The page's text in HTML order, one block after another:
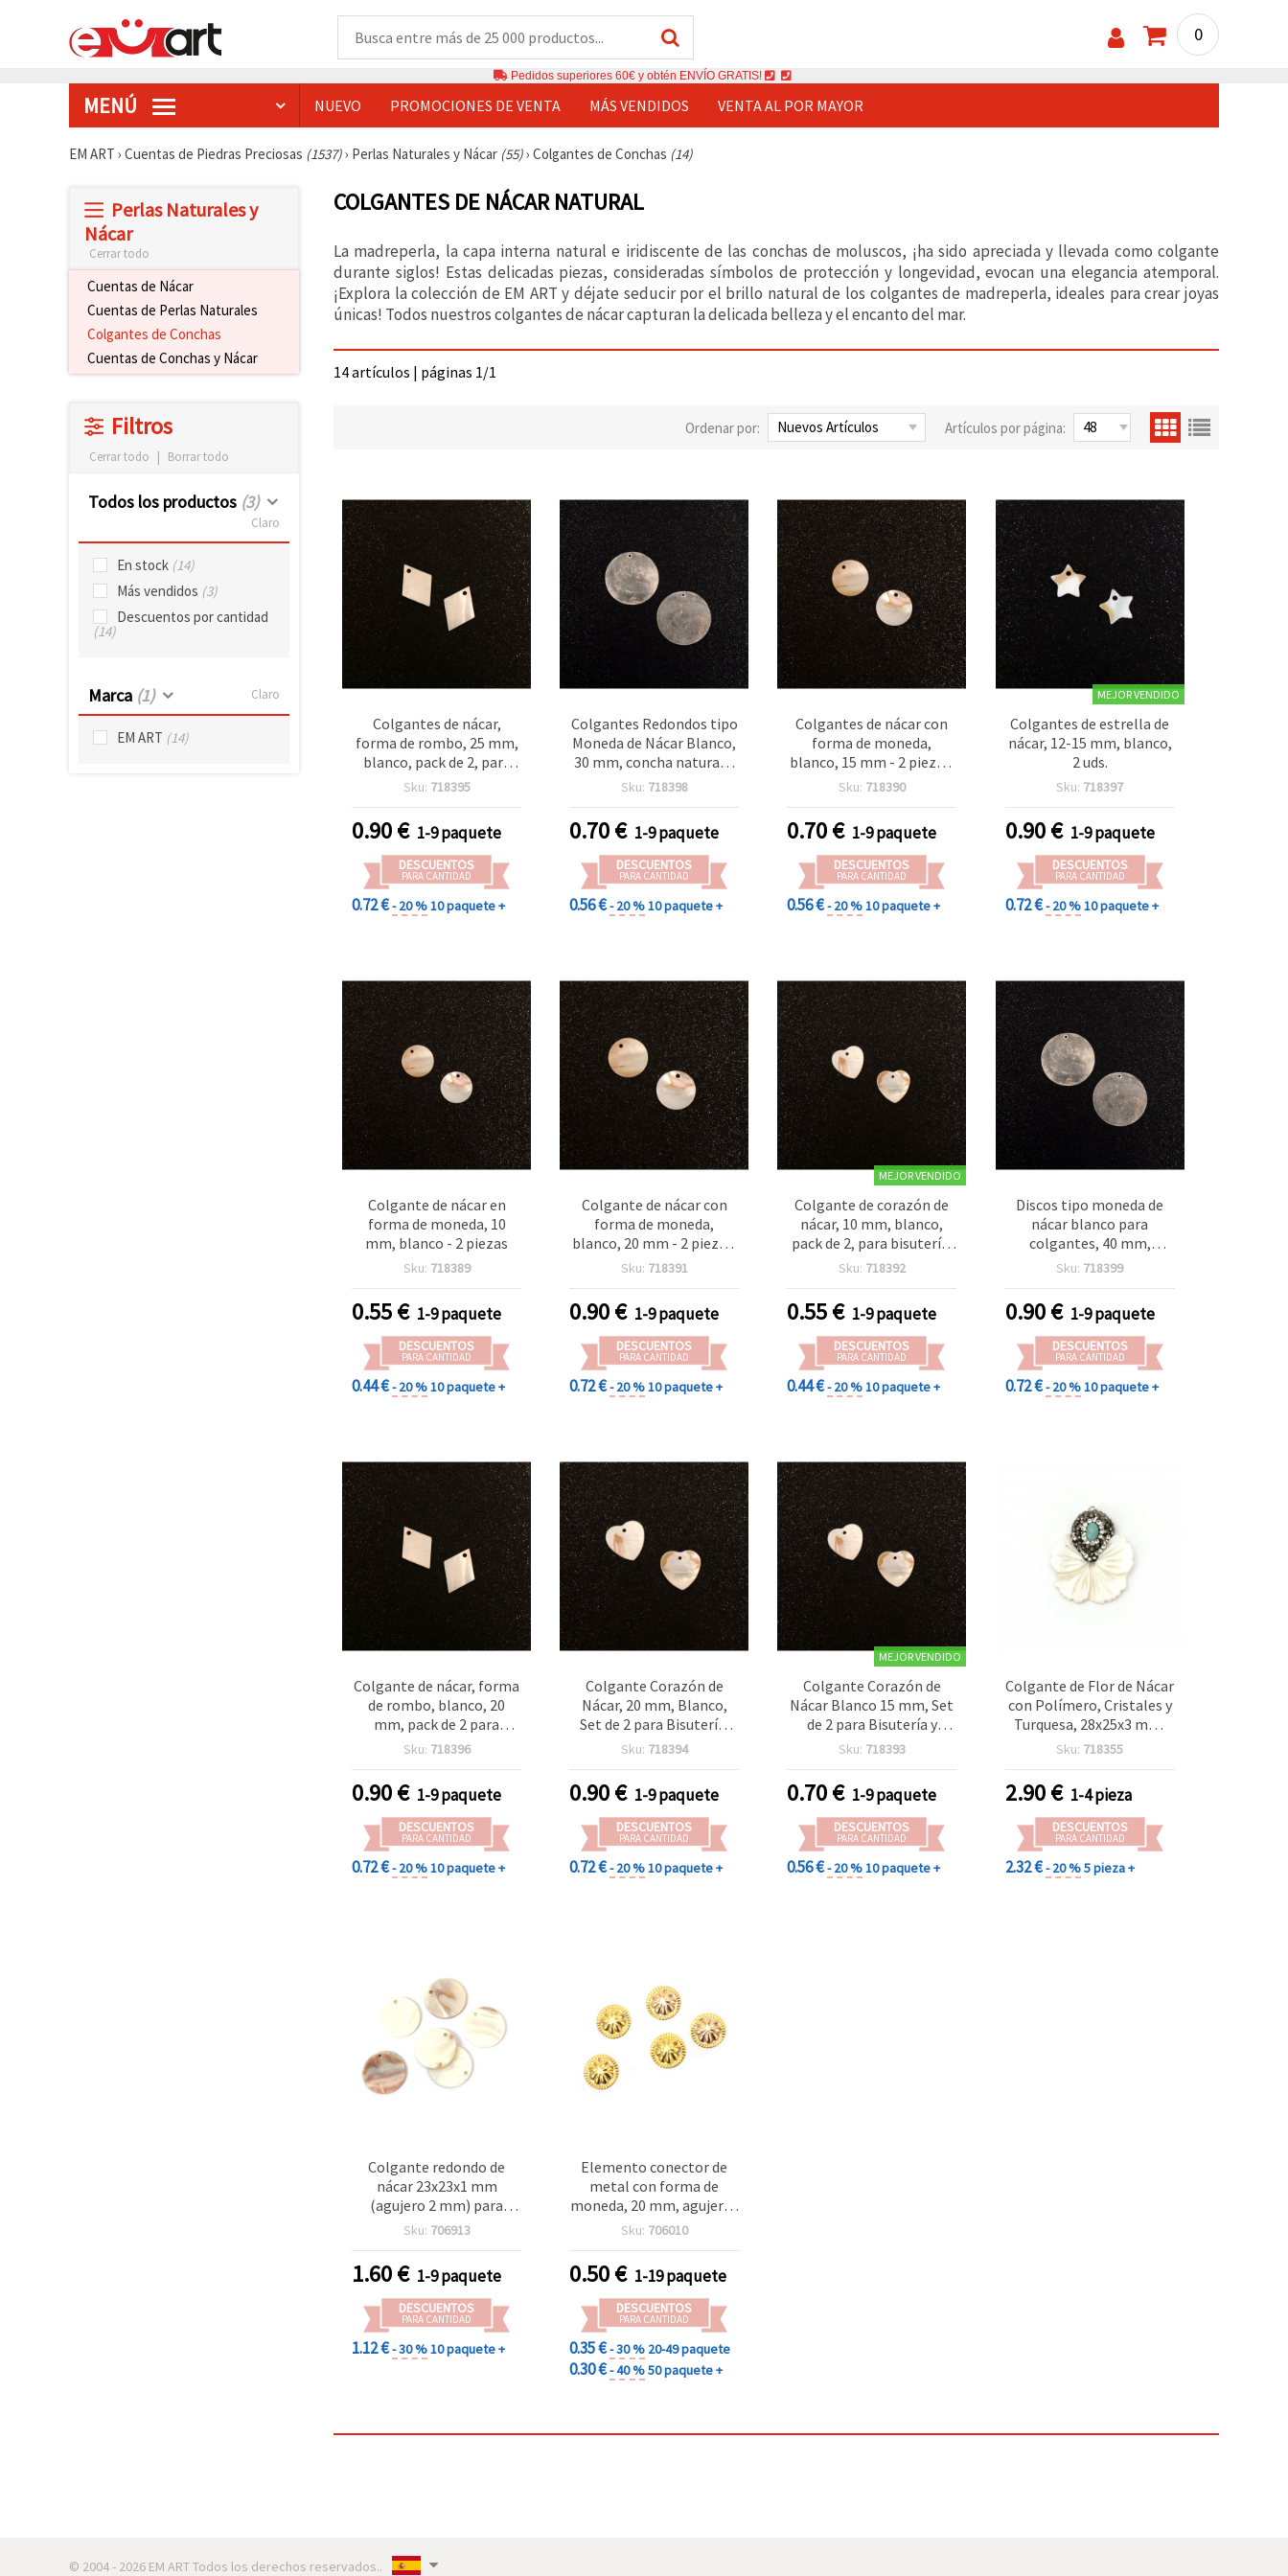
0
Pedidos superiores 60€ y obtén ENVÍO GRATIS!
MENÚ NUEVO PROMOCIONES DE VENTA MÁS VENDIDOS VENTA AL POR MAYOR
EM ART › Cuentas de Piedras Preciosas (1537)› Perlas Naturales y Nácar (55)› Colgantes de Conchas (14)
Perlas Naturales y
Nácar
Cerrar todo
Cuentas de Nácar
Cuentas de Perlas Naturales
Colgantes de Conchas
Cuentas de Conchas y Nácar
Filtros
Cerrar todo | Borrar todo
Todos los productos (3)
Claro
En stock (14)
Más vendidos (3)
Descuentos por cantidad
(14)
Marca (1) Claro
EM ART (14)
COLGANTES DE NÁCAR NATURAL
La madreperla, la capa interna natural e iridiscente de las conchas de moluscos, ¡ha sido apreciada y llevada como colgante
durante siglos! Estas delicadas piezas, consideradas símbolos de protección y longevidad, evocan una elegancia atemporal.
¡Explora la colección de EM ART y déjate seducir por el brillo natural de los colgantes de madreperla, ideales para crear joyas
únicas! Todos nuestros colgantes de nácar capturan la delicada belleza y el encanto del mar.
14 artículos | páginas 1/1
Ordenar por: Artículos por página:
Colgantes de nácar,
forma de rombo, 25 mm,
blanco, pack de 2, para
bisutería, manualidades
Sku: 718395
0.90€ 1-9 paquete
DESCUENTOS
PARA CANTIDAD
0.72 €- 20 %10 paquete +
Colgantes Redondos tipo
Moneda de Nácar Blanco,
30 mm, concha natural –
Pack de 2 para Bisutería y
Sku: 718398
0.70€ 1-9 paquete
DESCUENTOS
PARA CANTIDAD
0.56 €- 20 %10 paquete +
Colgantes de nácar con
forma de moneda,
blanco, 15 mm - 2 piezas,
para bisutería DIY,
decoración del hogar
Sku: 718390
0.70€ 1-9 paquete
DESCUENTOS
PARA CANTIDAD
0.56 €- 20 %10 paquete +
MEJOR VENDIDO
Colgantes de estrella de
nácar, 12-15 mm, blanco,
2 uds.
Sku: 718397
0.90€ 1-9 paquete
DESCUENTOS
PARA CANTIDAD
0.72 €- 20 %10 paquete +
Colgante de nácar en
forma de moneda, 10
mm, blanco - 2 piezas
Sku: 718389
0.55€ 1-9 paquete
DESCUENTOS
PARA CANTIDAD
0.44 €- 20 %10 paquete +
Colgante de nácar con
forma de moneda,
blanco, 20 mm - 2 piezas,
para bisutería, accesorios
Sku: 718391
0.90€ 1-9 paquete
DESCUENTOS
PARA CANTIDAD
0.72 €- 20 %10 paquete +
MEJOR VENDIDO
Colgante de corazón de
nácar, 10 mm, blanco,
pack de 2, para bisutería,
manualidades DIY,
Sku: 718392
0.55€ 1-9 paquete
DESCUENTOS
PARA CANTIDAD
0.44 €- 20 %10 paquete +
Discos tipo moneda de
nácar blanco para
colgantes, 40 mm,
concha natural plana y
bisutería, manualidades
DIY, collares y pendientes
Sku: 718399
0.90€ 1-9 paquete
DESCUENTOS
PARA CANTIDAD
0.72 €- 20 %10 paquete +
Colgante de nácar, forma
de rombo, blanco, 20
mm, pack de 2 para
bisutería, manualidades
Sku: 718396
0.90€ 1-9 paquete
DESCUENTOS
PARA CANTIDAD
0.72 €- 20 %10 paquete +
Colgante Corazón de
Nácar, 20 mm, Blanco,
Set de 2 para Bisutería,
Manualidades DIY,
Sku: 718394
0.90€ 1-9 paquete
DESCUENTOS
PARA CANTIDAD
0.72 €- 20 %10 paquete +
MEJOR VENDIDO
Colgante Corazón de
Nácar Blanco 15 mm, Set
de 2 para Bisutería y
Manualidades DIY,
Sku: 718393
0.70€ 1-9 paquete
DESCUENTOS
PARA CANTIDAD
0.56 €- 20 %10 paquete +
Colgante de Flor de Nácar
con Polímero, Cristales y
Turquesa, 28x25x3 mm,
Orificio de 1 mm
Sku: 718355
2.90€ 1-4 pieza
DESCUENTOS
PARA CANTIDAD
2.32 €- 20 %5 pieza +
Colgante redondo de
nácar 23x23x1 mm
(agujero 2 mm) para
bisutería y manualidades
Sku: 706913
1.60€ 1-9 paquete
DESCUENTOS
PARA CANTIDAD
1.12 €- 30 %10 paquete +
Elemento conector de
metal con forma de
moneda, 20 mm, agujeros
de 0,5 mm, color dorado -
Sku: 706010
0.50€ 1-19 paquete
DESCUENTOS
PARA CANTIDAD
0.35 €- 30 % 20-49 paquete
0.30 €- 40 %50 paquete +
© 2004 - 2026 EM ART Todos los derechos reservados..